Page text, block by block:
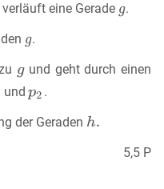
eine Gerade
.
.
und geht durch einen
und
.
der Geraden
5,5 P